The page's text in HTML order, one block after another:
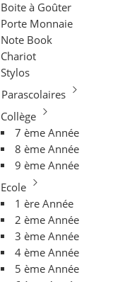
Boite à Goûter
Porte Monnaie
Note Book
Chariot
Stylos
Parascolaires
Collège
7 ème Année
8 ème Année
9 ème Année
Ecole
1 ère Année
2 ème Année
3 ème Année
4 ème Année
5 ème Année